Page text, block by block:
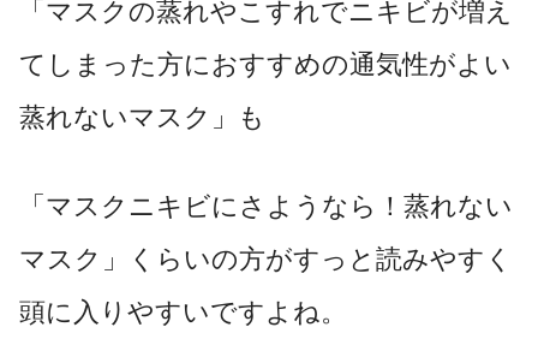
「マスクの蒸れやこすれでニキビが増え
てしまった方におすすめの通気性がよい
蒸れないマスク」も
「マスクニキビにさようなら！蒸れない
マスク」くらいの方がすっと読みやすく
頭に入りやすいですよね。